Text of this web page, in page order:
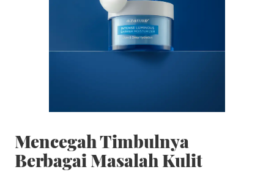
Mencegah Timbulnya
Berbagai Masalah Kulit